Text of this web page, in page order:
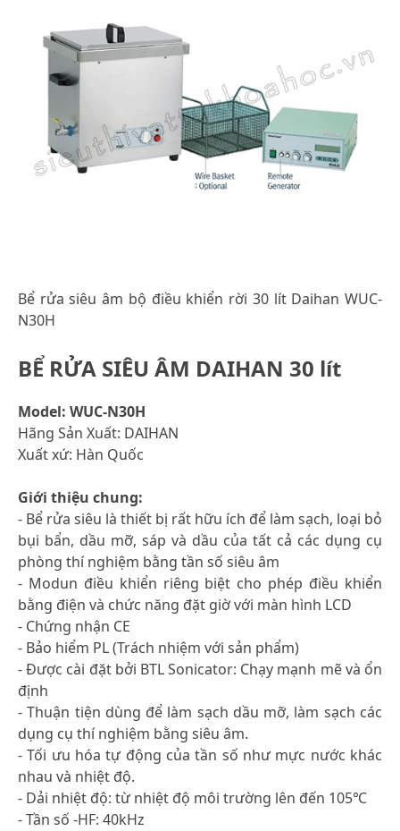
Bể rửa siêu âm bộ điều khiển rời 30 lít Daihan WUC-
N30H
BỂ RỬA SIÊU ÂM DAIHAN 30 lít
Model: WUC-N30H
Hãng Sản Xuất: DAIHAN
Xuất xứ: Hàn Quốc
Giới thiệu chung:
- Bể rửa siêu là thiết bị rất hữu ích để làm sạch, loại bỏ
bụi bẩn, dầu mỡ, sáp và dầu của tất cả các dụng cụ
phòng thí nghiệm bằng tần số siêu âm
- Modun điều khiển riêng biệt cho phép điều khiển
bằng điện và chức năng đặt giờ với màn hình LCD
- Chứng nhận CE
- Bảo hiểm PL (Trách nhiệm với sản phẩm)
- Được cài đặt bởi BTL Sonicator: Chạy mạnh mẽ và ổn
định
- Thuận tiện dùng để làm sạch dầu mỡ, làm sạch các
dụng cụ thí nghiệm bằng siêu âm.
- Tối ưu hóa tự động của tần số như mực nước khác
nhau và nhiệt độ.
- Dải nhiệt độ: từ nhiệt độ môi trường lên đến 105℃
- Tần số -HF: 40kHz